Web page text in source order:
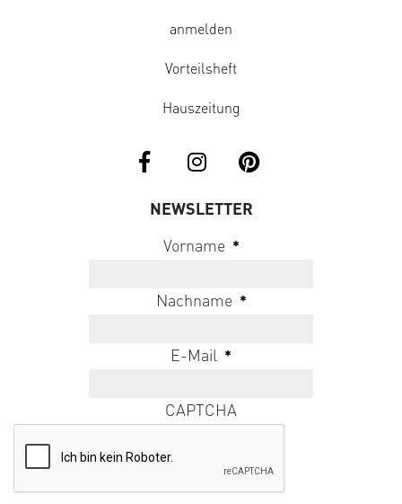
anmelden
Vorteilsheft
Hauszeitung
NEWSLETTER
Vorname *
Nachname *
E-Mail *
CAPTCHA